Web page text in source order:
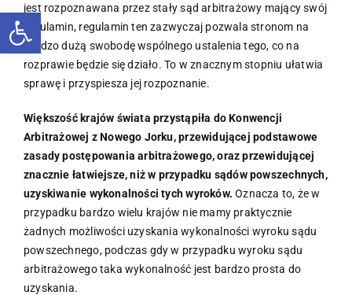
Otwórz pasek narzędzi
jest rozpoznawana przez stały sąd arbitrażowy mający swój
regulamin, regulamin ten zazwyczaj pozwala stronom na
bardzo dużą swobodę wspólnego ustalenia tego, co na
rozprawie będzie się działo. To w znacznym stopniu ułatwia
sprawę i przyspiesza jej rozpoznanie.
Większość krajów świata przystąpiła do Konwencji
Arbitrażowej z Nowego Jorku, przewidującej podstawowe
zasady postępowania arbitrażowego, oraz przewidującej
znacznie łatwiejsze, niż w przypadku sądów powszechnych,
uzyskiwanie wykonalności tych wyroków. Oznacza to, że w
przypadku bardzo wielu krajów nie mamy praktycznie
żadnych możliwości uzyskania wykonalności wyroku sądu
powszechnego, podczas gdy w przypadku wyroku sądu
arbitrażowego taka wykonalność jest bardzo prosta do
uzyskania.